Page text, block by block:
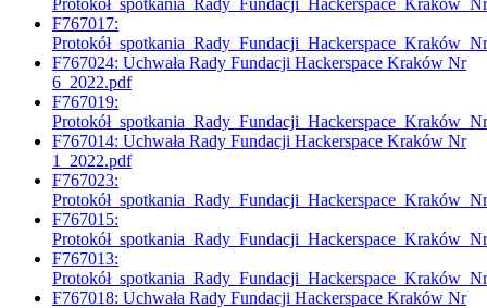
F767017:
F767024: Uchwała Rady Fundacji Hackerspace Kraków Nr
6_2022.pdf
F767019:
F767014: Uchwała Rady Fundacji Hackerspace Kraków Nr
1_2022.pdf
F767023:
F767015:
F767013:
F767018: Uchwała Rady Fundacji Hackerspace Kraków Nr